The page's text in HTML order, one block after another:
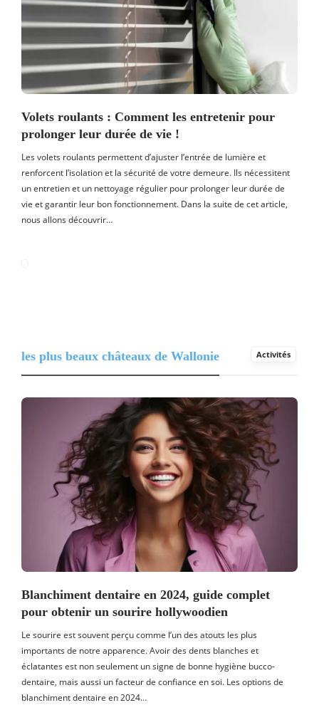
Volets roulants : Comment les entretenir pour
prolonger leur durée de vie !
Les volets roulants permettent d’ajuster l’entrée de lumière et
renforcent l’isolation et la sécurité de votre demeure. Ils nécessitent
un entretien et un nettoyage régulier pour prolonger leur durée de
vie et garantir leur bon fonctionnement. Dans la suite de cet article,
nous allons découvrir…
les plus beaux châteaux de Wallonie Activités
Blanchiment dentaire en 2024, guide complet
pour obtenir un sourire hollywoodien
Le sourire est souvent perçu comme l’un des atouts les plus
importants de notre apparence. Avoir des dents blanches et
éclatantes est non seulement un signe de bonne hygiène bucco-
dentaire, mais aussi un facteur de confiance en soi. Les options de
blanchiment dentaire en 2024…